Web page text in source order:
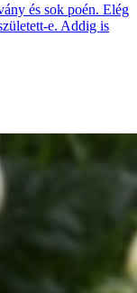
és sok poén. Elég
e. Addig is